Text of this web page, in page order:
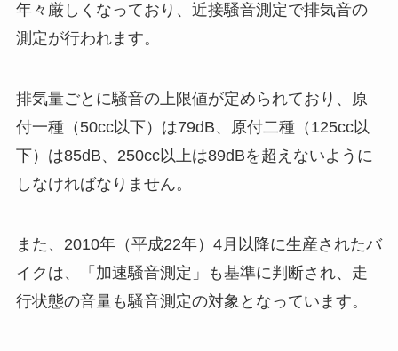
年々厳しくなっており、近接騒音測定で排気音の
測定が行われます。
排気量ごとに騒音の上限値が定められており、原
付一種（50cc以下）は79dB、原付二種（125cc以
下）は85dB、250cc以上は89dBを超えないように
しなければなりません。
また、2010年（平成22年）4月以降に生産されたバ
イクは、「加速騒音測定」も基準に判断され、走
行状態の音量も騒音測定の対象となっています。